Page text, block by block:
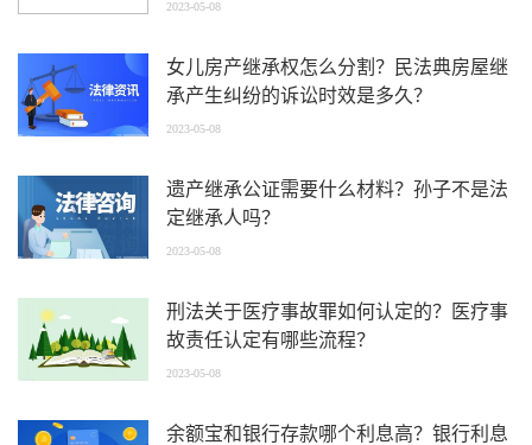
2023-05-08
女儿房产继承权怎么分割？民法典房屋继
承产生纠纷的诉讼时效是多久？
2023-05-08
遗产继承公证需要什么材料？孙子不是法
定继承人吗？
2023-05-08
刑法关于医疗事故罪如何认定的？医疗事
故责任认定有哪些流程？
2023-05-08
余额宝和银行存款哪个利息高？银行利息